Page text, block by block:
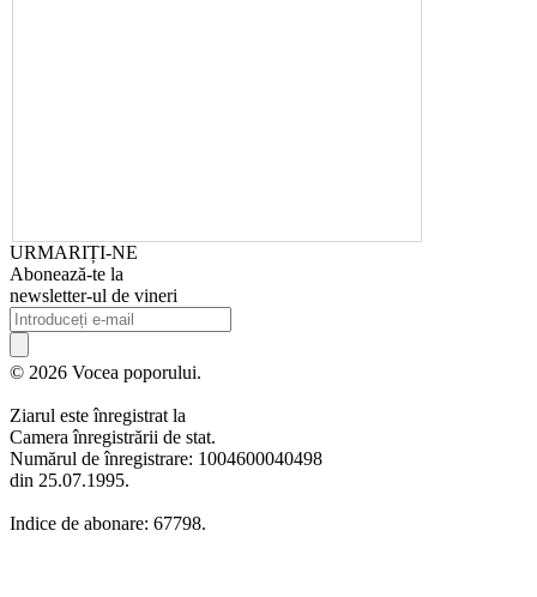
URMARIȚI-NE
Abonează-te la
newsletter-ul de vineri
© 2026 Vocea poporului.
Ziarul este înregistrat la
Camera înregistrării de stat.
Numărul de înregistrare: 1004600040498
din 25.07.1995.
Indice de abonare: 67798.